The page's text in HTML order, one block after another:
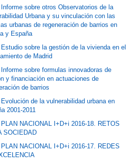
Informe sobre otros Observatorios de la
Urbana y su vinculación con las
urbanas de regeneración de barrios en
y España
Estudio sobre la gestión de la vivienda en el
de Madrid
Informe sobre formulas innovadoras de
y financiación en actuaciones de
de barrios
de la vulnerabilidad urbana en
2001-2011
PLAN NACIONAL I+D+i 2016-18. RETOS
SOCIEDAD
PLAN NACIONAL I+D+i 2016-17. REDES